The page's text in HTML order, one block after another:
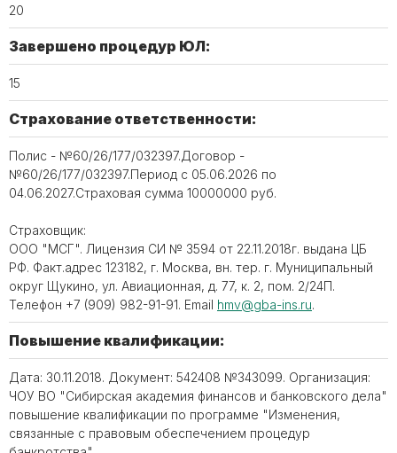
20
Завершено процедур ЮЛ:
15
Страхование ответственности:
Полис - №60/26/177/032397.Договор -
№60/26/177/032397.Период с 05.06.2026 по
04.06.2027.Страховая сумма 10000000 руб.
Страховщик:
ООО "МСГ". Лицензия СИ № 3594 от 22.11.2018г. выдана ЦБ
РФ. Факт.адрес 123182, г. Москва, вн. тер. г. Муниципальный
округ Щукино, ул. Авиационная, д. 77, к. 2, пом. 2/24П.
Телефон +7 (909) 982-91-91. Email hmv@gba-ins.ru.
Повышение квалификации:
Дата: 30.11.2018. Документ: 542408 №343099. Организация:
ЧОУ ВО "Сибирская академия финансов и банковского дела"
повышение квалификации по программе "Изменения,
связанные с правовым обеспечением процедур